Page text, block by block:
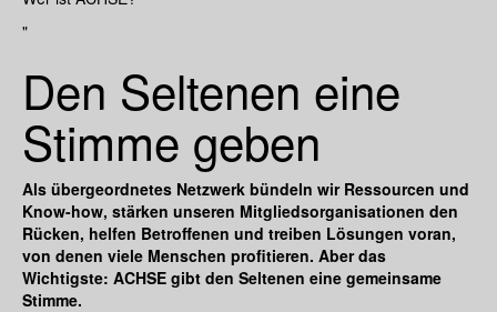
"
Den Seltenen eine
Stimme geben
Als übergeordnetes Netzwerk bündeln wir Ressourcen und
Know-how, stärken unseren Mitgliedsorganisationen den
Rücken, helfen Betroffenen und treiben Lösungen voran,
von denen viele Menschen profitieren. Aber das
Wichtigste: ACHSE gibt den Seltenen eine gemeinsame
Stimme.